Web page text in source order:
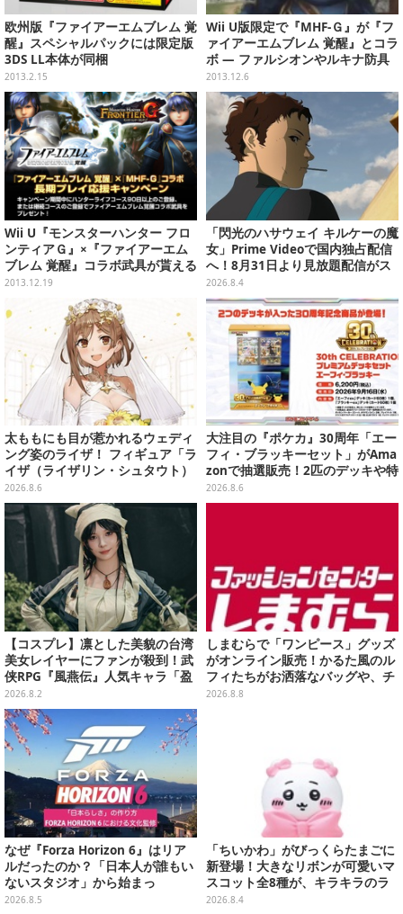
欧州版『ファイアーエムブレム 覚
醒』スペシャルパックには限定版
3DS LL本体が同梱
2013.2.15
Wii U版限定で『MHF-Ｇ』が『フ
ァイアーエムブレム 覚醒』とコラ
ボ ― ファルシオンやルキナ防具
が実装
2013.12.6
Wii U『モンスターハンター フロ
ンティアＧ』×『ファイアーエム
ブレム 覚醒』コラボ武具が貰える
「長期プレイ応援キャンペーン」
2013.12.19
「閃光のハサウェイ キルケーの魔
女」Prime Videoで国内独占配信
へ！8月31日より見放題配信がス
タート
2026.8.4
太ももにも目が惹かれるウェディ
ング姿のライザ！ フィギュア「ラ
イザ（ライザリン・シュタウト）
ウェディングStyle」が8月7日よ
り予約受付開始
2026.8.6
大注目の『ポケカ』30周年「エー
フィ・ブラッキーセット」がAma
zonで抽選販売！2匹のデッキや特
別カードを収録
2026.8.6
【コスプレ】凛とした美貌の台湾
美女レイヤーにファンが殺到！武
侠RPG『風燕伝』人気キャラ「盈
盈」を完璧に再現して会場を沸か
せる【写真19枚】
2026.8.2
しまむらで「ワンピース」グッズ
がオンライン販売！かるた風のル
フィたちがお洒落なバッグや、チ
ョッパーが可愛いサンダルも
2026.8.8
なぜ『Forza Horizon 6』はリア
ルだったのか？「日本人が誰もい
ないスタジオ」から始まっ
た、“生活感のある日本"の作り方
2026.8.5
「ちいかわ」がびっくらたまごに
新登場！大きなリボンが可愛いマ
スコット全8種が、キラキラのラ
メ入り入浴剤から飛び出す
2026.8.4